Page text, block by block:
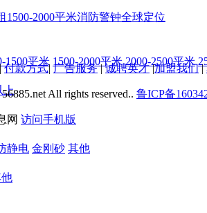
1500平米 1500-2000平米 2000-2500平米
上
静电 金刚砂 其他
1500-2000平米消防警钟全球定位
付款方式|广告服务|诚聘英才|加盟我们|
All rights reserved.. 鲁ICP备
网 访问手机版